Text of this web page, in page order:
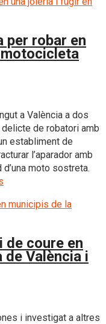
per robar en
a València a dos
de robatori amb
establiment de
l’aparador amb
moto sostreta.
coure en
València i
i investigat a altres